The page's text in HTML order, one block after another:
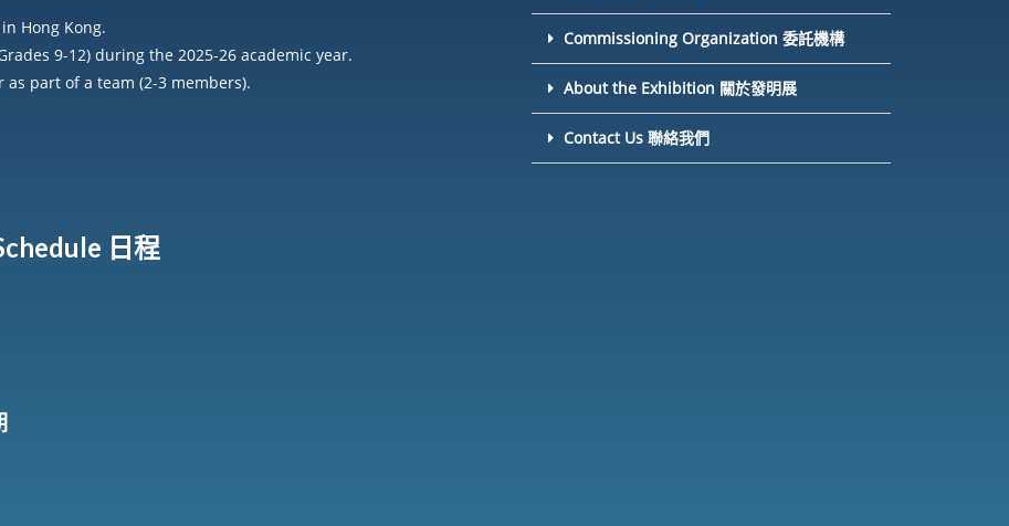
Hong Kong.
9-12) during the 2025-26 academic year.
part of a team (2-3 members).
日程
Commissioning Organization 委託機構
About the Exhibition 關於發明展
Contact Us 聯絡我們